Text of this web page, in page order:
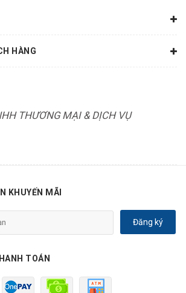
HÀNG
THƯƠNG MẠI & DỊCH VỤ
KHUYẾN MÃI
Đăng ký
TOÁN